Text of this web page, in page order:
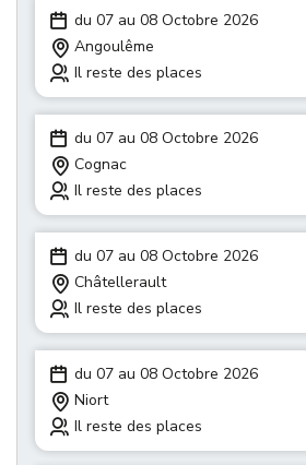
du 07 au 08 Octobre 2026
Angoulême
Il reste des places
du 07 au 08 Octobre 2026
Cognac
Il reste des places
du 07 au 08 Octobre 2026
Châtellerault
Il reste des places
du 07 au 08 Octobre 2026
Niort
Il reste des places